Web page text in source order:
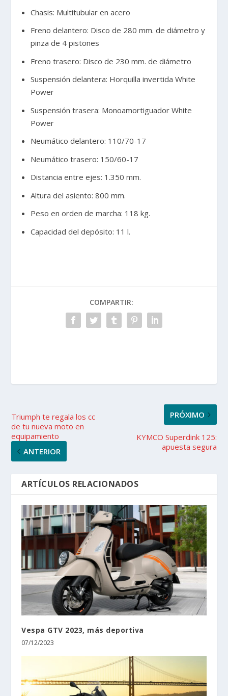
Chasis: Multitubular en acero
Freno delantero: Disco de 280 mm. de diámetro y
pinza de 4 pistones
Freno trasero: Disco de 230 mm. de diámetro
Suspensión delantera: Horquilla invertida White
Power
Suspensión trasera: Monoamortiguador White
Power
Neumático delantero: 110/70-17
Neumático trasero: 150/60-17
Distancia entre ejes: 1.350 mm.
Altura del asiento: 800 mm.
Peso en orden de marcha: 118 kg.
Capacidad del depósito: 11 l.
COMPARTIR:
Triumph te regala los cc
de tu nueva moto en
equipamiento
ANTERIOR
PRÓXIMO
KYMCO Superdink 125:
apuesta segura
ARTÍCULOS RELACIONADOS
Vespa GTV 2023, más deportiva
07/12/2023